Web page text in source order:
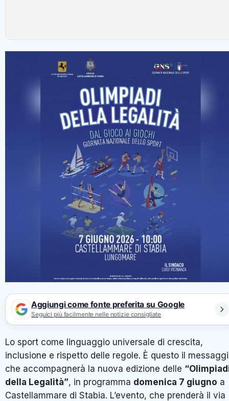
Aggiungi come fonte preferita su Google
Seguici più facilmente nelle notizie consigliate
Lo sport come linguaggio universale di crescita,
inclusione e rispetto delle regole. È questo il
che accompagnerà la nuova edizione delle
della Legalità”, in programma domenica 7 giugno a
Castellammare di Stabia. L’evento, che prenderà il via